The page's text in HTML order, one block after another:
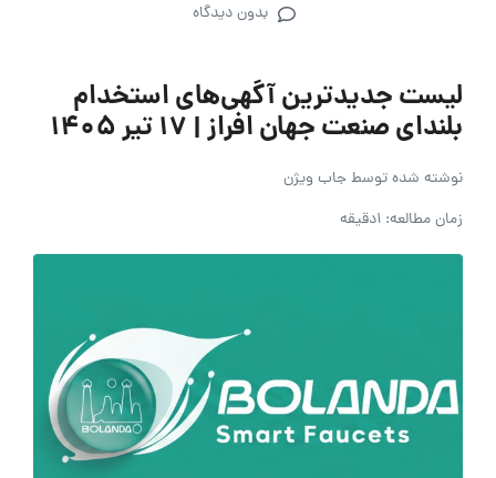
بدون دیدگاه
لیست جدیدترین آگهی‌های استخدام
بلندای صنعت جهان افراز | ۱۷ تیر ۱۴۰۵
نوشته شده توسطجاب ویژن
زمان مطالعه: 1دقیقه